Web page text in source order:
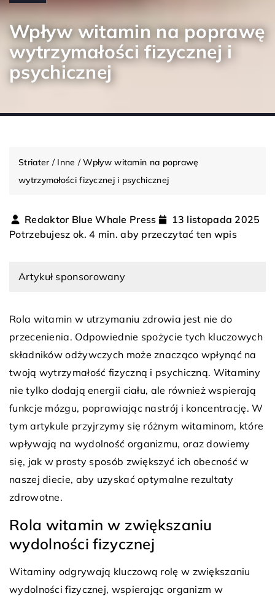
Wpływ witamin na poprawę
wytrzymałości fizycznej i
psychicznej
Striater/ Inne /Wpływ witamin na poprawę
wytrzymałości fizycznej i psychicznej
Redaktor Blue Whale Press
13 listopada 2025
Potrzebujesz ok. 4 min. aby przeczytać ten wpis
Artykuł sponsorowany
Rola witamin w utrzymaniu zdrowia jest nie do
przecenienia. Odpowiednie spożycie tych kluczowych
składników odżywczych może znacząco wpłynąć na
twoją wytrzymałość fizyczną i psychiczną. Witaminy
nie tylko dodają energii ciału, ale również wspierają
funkcje mózgu, poprawiając nastrój i koncentrację. W
tym artykule przyjrzymy się różnym witaminom, które
wpływają na wydolność organizmu, oraz dowiemy
się, jak w prosty sposób zwiększyć ich obecność w
naszej diecie, aby uzyskać optymalne rezultaty
zdrowotne.
Rola witamin w zwiększaniu
wydolności fizycznej
Witaminy odgrywają kluczową rolę w zwiększaniu
wydolności fizycznej, wspierając organizm w